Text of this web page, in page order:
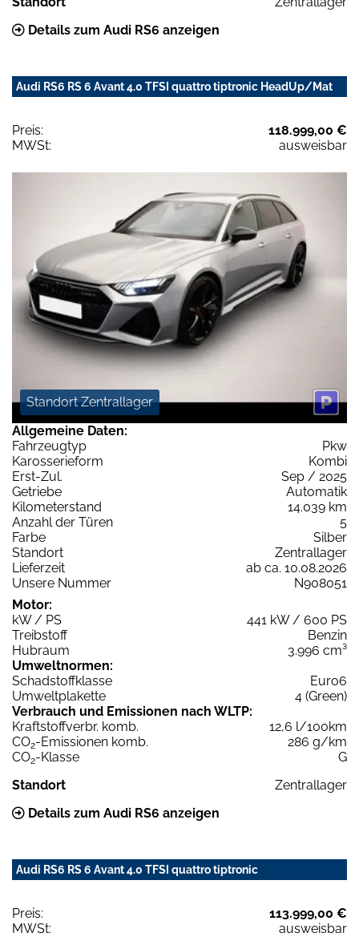
Details zum Audi RS6 anzeigen
Audi RS6 RS 6 Avant 4.0 TFSI quattro tiptronic HeadUp/Mat
Preis:
118.999,00 €
MWSt:
ausweisbar
Standort Zentrallager
Allgemeine Daten:
Fahrzeugtyp
Pkw
Karosserieform
Kombi
Erst-Zul.
Sep / 2025
Getriebe
Automatik
Kilometerstand
14.039 km
Anzahl der Türen
5
Farbe
Silber
Standort
Zentrallager
Lieferzeit
ab ca. 10.08.2026
Unsere Nummer
N908051
Motor:
kW / PS
441 kW / 600 PS
Treibstoff
Benzin
Hubraum
3.996 cm³
Umweltnormen:
Schadstoffklasse
Euro6
Umweltplakette
4 (Green)
Verbrauch und Emissionen nach WLTP:
Kraftstoffverbr. komb.
12,6 l/100km
CO2-Emissionen komb.
286 g/km
CO2-Klasse
G
Standort
Zentrallager
Details zum Audi RS6 anzeigen
Audi RS6 RS 6 Avant 4.0 TFSI quattro tiptronic
Preis:
113.999,00 €
MWSt:
ausweisbar